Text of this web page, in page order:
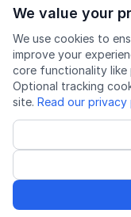
We value your
We use cookies to
improve your
core functionality like
Optional tracking
site. Read our privacy